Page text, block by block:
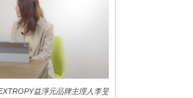
益淨元品牌主理人李旻